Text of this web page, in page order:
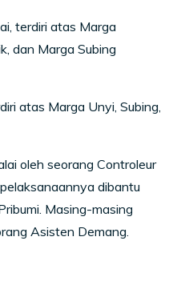
terdiri atas Marga
dan Marga Subing
atas Marga Unyi, Subing,
oleh seorang Controleur
dibantu
Masing-masing
Asisten Demang.